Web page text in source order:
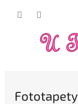
Fototapety